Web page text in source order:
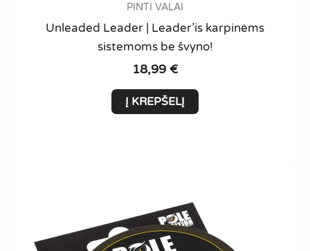
PINTI VALAI
Unleaded Leader | Leader’is karpinėms
sistemoms be švyno!
18,99 €
Į KREPŠELĮ